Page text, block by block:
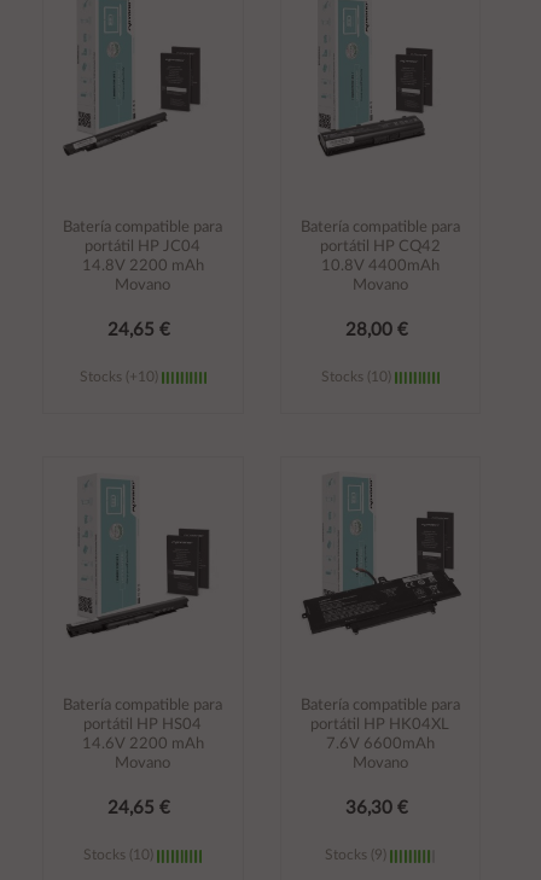
carrito
carrito
Batería compatible para
portátil HP JC04
14.8V 2200 mAh
Movano
24,65 €
Stocks (+10)
carrito
Batería compatible para
portátil HP CQ42
10.8V 4400mAh
Movano
28,00 €
Stocks (10)
carrito
Batería compatible para
portátil HP HS04
14.6V 2200 mAh
Movano
24,65 €
Stocks (10)
Batería compatible para
portátil HP HK04XL
7.6V 6600mAh
Movano
36,30 €
Stocks (9)